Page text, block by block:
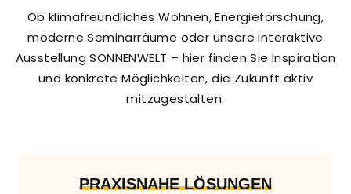
Ob klimafreundliches Wohnen, Energieforschung,
moderne Seminarräume oder unsere interaktive
Ausstellung SONNENWELT – hier finden Sie Inspiration
und konkrete Möglichkeiten, die Zukunft aktiv
mitzugestalten.
PRAXISNAHE LÖSUNGEN